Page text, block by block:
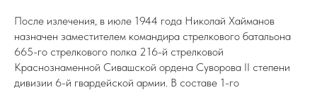
После излечения, в июле 1944 года Николай Хайманов
назначен заместителем командира стрелкового батальона
665-го стрелкового полка 216-й стрелковой
Краснознаменной Сивашской ордена Суворова II степени
дивизии 6-й гвардейской армии. В составе 1-го